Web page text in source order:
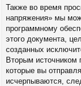
Также во время
напряжения» мы
программному
этого документа,
созданных
Вторым источником
которые вы
исчерпываются,